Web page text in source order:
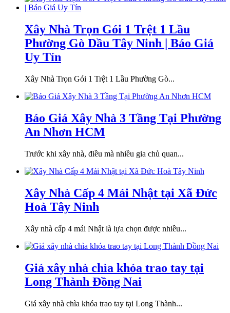
Xây Nhà Trọn Gói 1 Trệt 1 Lầu
Phường Gò Dầu Tây Ninh | Báo Giá
Uy Tín
Xây Nhà Trọn Gói 1 Trệt 1 Lầu Phường Gò...
Báo Giá Xây Nhà 3 Tầng Tại Phường
An Nhơn HCM
Trước khi xây nhà, điều mà nhiều gia chủ quan...
Xây Nhà Cấp 4 Mái Nhật tại Xã Đức
Hoà Tây Ninh
Xây nhà cấp 4 mái Nhật là lựa chọn được nhiều...
Giá xây nhà chìa khóa trao tay tại
Long Thành Đồng Nai
Giá xây nhà chìa khóa trao tay tại Long Thành...